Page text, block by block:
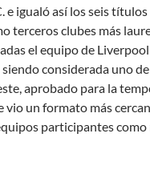
e igualó así los seis
terceros clubes más
el equipo de
considerada uno
aprobado para la
vio un formato más
participantes como